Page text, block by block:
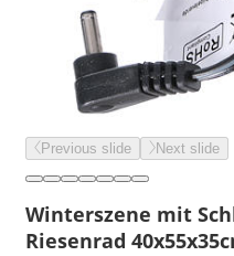
Previous slide Next slide
Winterszene mit
Riesenrad